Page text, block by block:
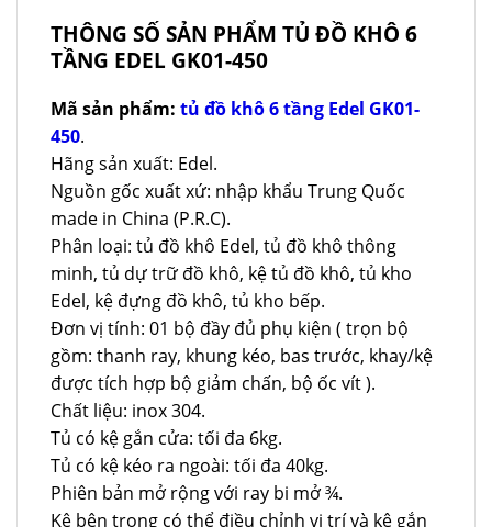
THÔNG SỐ SẢN PHẨM TỦ ĐỒ KHÔ 6
TẦNG EDEL GK01-450
Mã sản phẩm: tủ đồ khô 6 tầng Edel GK01-
450.
Hãng sản xuất: Edel.
Nguồn gốc xuất xứ: nhập khẩu Trung Quốc
made in China (P.R.C).
Phân loại: tủ đồ khô Edel, tủ đồ khô thông
minh, tủ dự trữ đồ khô, kệ tủ đồ khô, tủ kho
Edel, kệ đựng đồ khô, tủ kho bếp.
Đơn vị tính: 01 bộ đầy đủ phụ kiện ( trọn bộ
gồm: thanh ray, khung kéo, bas trước, khay/kệ
được tích hợp bộ giảm chấn, bộ ốc vít ).
Chất liệu: inox 304.
Tủ có kệ gắn cửa: tối đa 6kg.
Tủ có kệ kéo ra ngoài: tối đa 40kg.
Phiên bản mở rộng với ray bi mở ¾.
Kệ bên trong có thể điều chỉnh vị trí và kệ gắn